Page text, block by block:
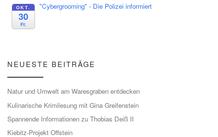
OKT.
30
Fr.
"Cybergrooming" - Die Polizei informiert
NEUESTE BEITRÄGE
Natur und Umwelt am Waresgraben entdecken
Kulinarische Krimilesung mit Gina Greifenstein
Spannende Informationen zu Thobias Deiß II
Kiebitz-Projekt Offstein